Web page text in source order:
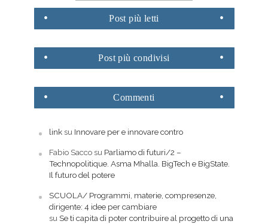
Post più letti
Post più condivisi
Commenti
linksu Innovare per e innovare contro
Fabio Saccosu Parliamo di futuri/2 –
Technopolitique. Asma Mhalla. BigTech e BigState.
Il futuro del potere
SCUOLA/ Programmi, materie, compresenze,
dirigente: 4 idee per cambiare
su Se ti capita di poter contribuire al progetto di una